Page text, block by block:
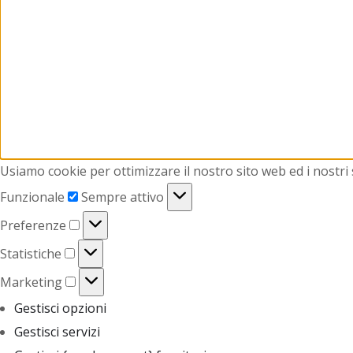
Usiamo cookie per ottimizzare il nostro sito web ed i nostri
Funzionale
Sempre attivo
Preferenze
Statistiche
Marketing
Gestisci opzioni
Gestisci servizi